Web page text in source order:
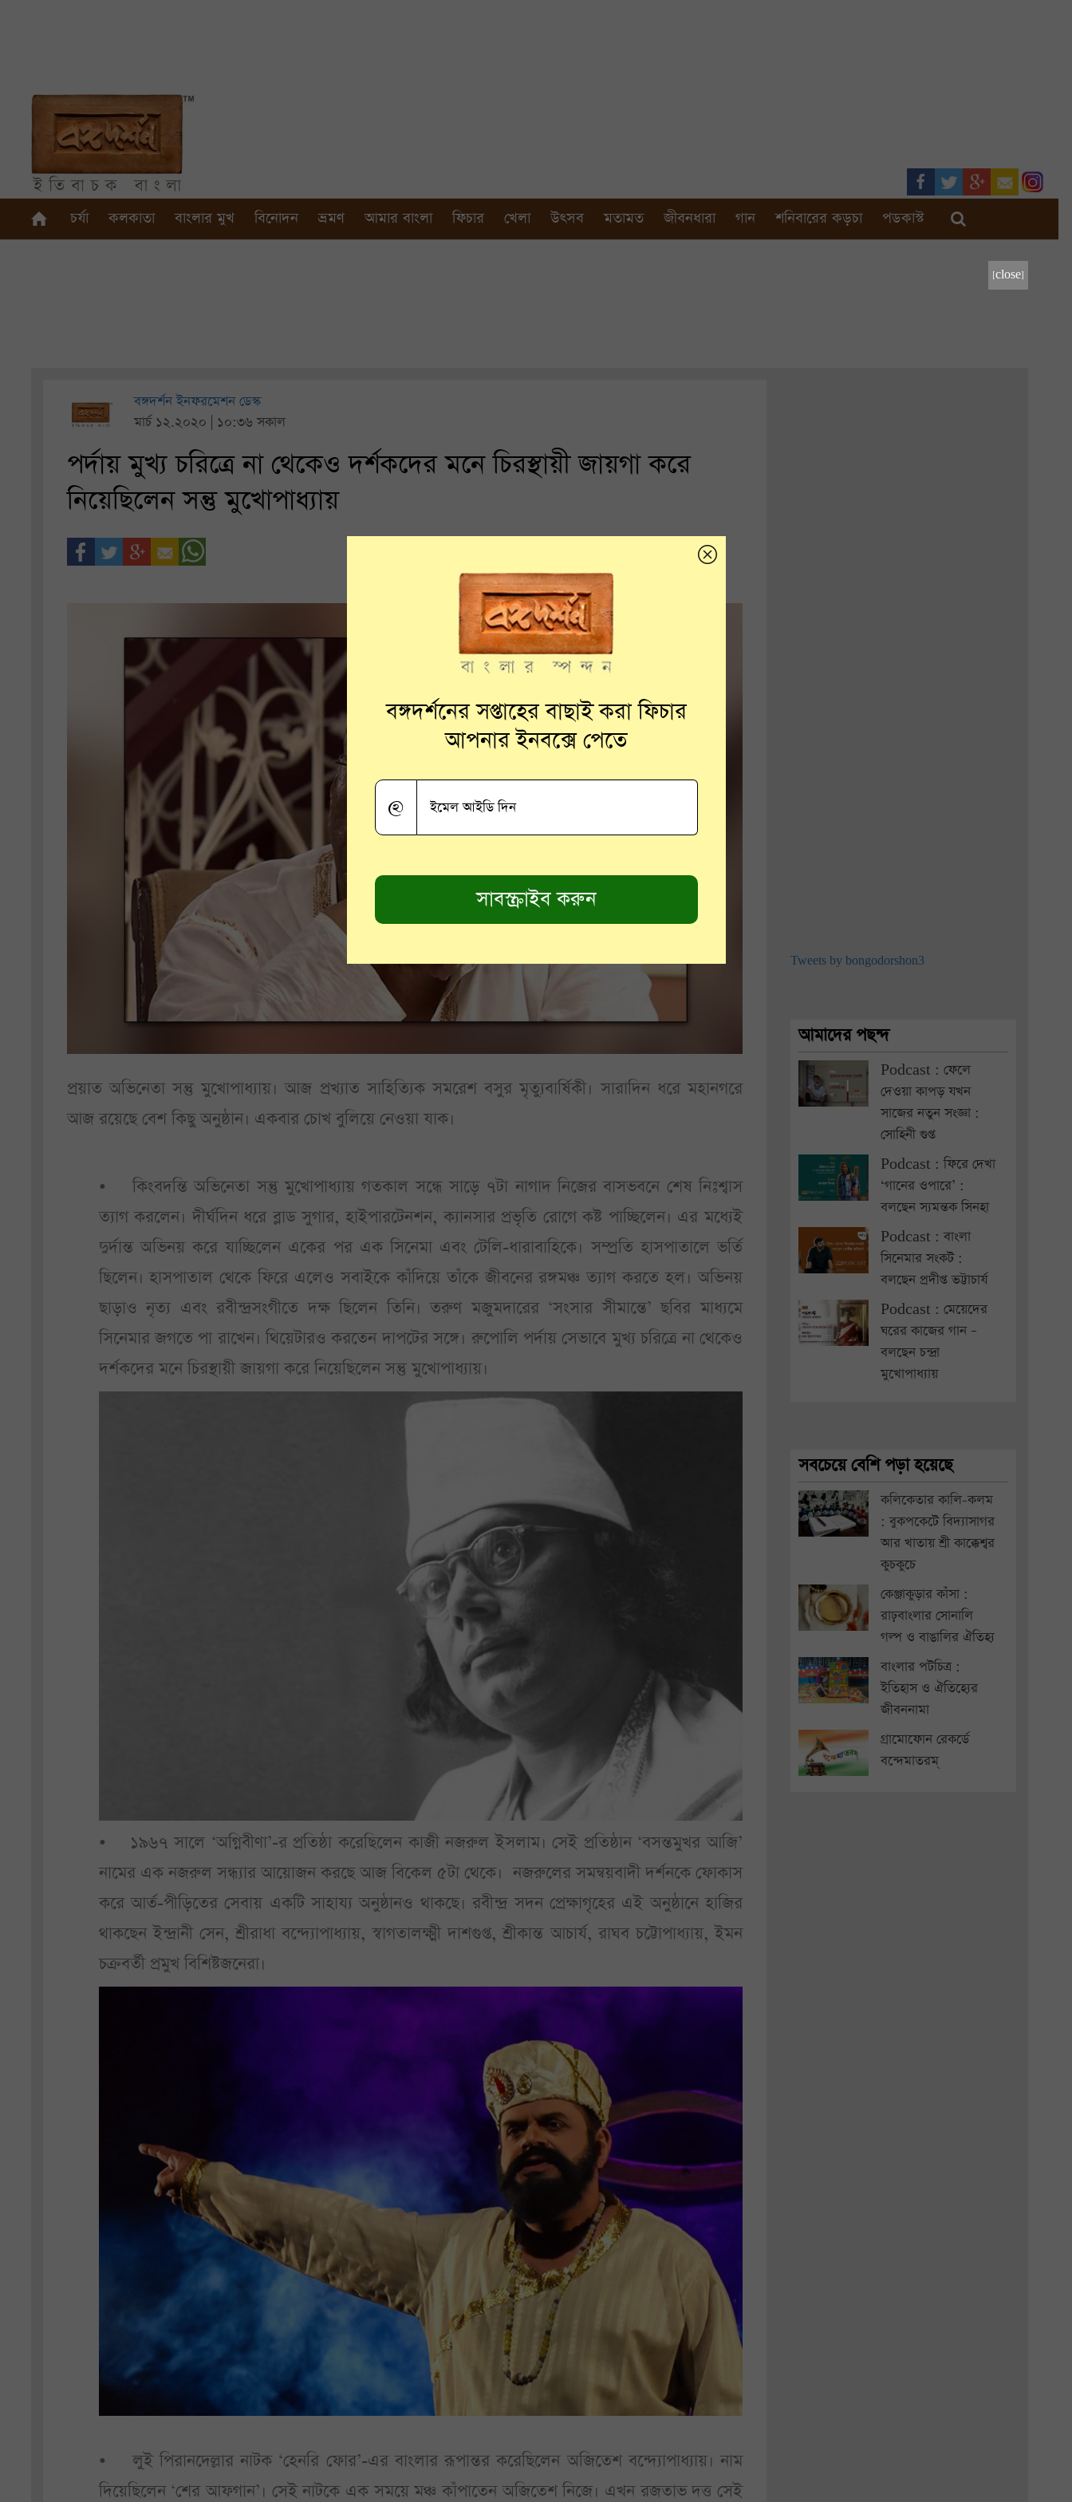
চর্যা কলকাতা বাংলার মুখ বিনোদন ভ্রমণ আমার বাংলা ফিচার খেলা উৎসব মতামত জীবনধারা গান শনিবারের কড়চা পডকাস্ট
[close]
বঙ্গদর্শন ইনফরমেশন ডেস্ক
মার্চ ১২.২০২০ | ১০:৩৬ সকাল
পর্দায় মুখ্য চরিত্রে না থেকেও দর্শকদের মনে চিরস্থায়ী জায়গা করে
নিয়েছিলেন সন্তু মুখোপাধ্যায়
প্রয়াত অভিনেতা সন্তু মুখোপাধ্যায়। আজ প্রখ্যাত সাহিত্যিক সমরেশ বসুর মৃত্যুবার্ষিকী। সারাদিন ধরে মহানগরে
আজ রয়েছে বেশ কিছু অনুষ্ঠান। একবার চোখ বুলিয়ে নেওয়া যাক।
• কিংবদন্তি অভিনেতা সন্তু মুখোপাধ্যায় গতকাল সন্ধে সাড়ে ৭টা নাগাদ নিজের বাসভবনে শেষ নিঃশ্বাস
ত্যাগ করলেন। দীর্ঘদিন ধরে ব্লাড সুগার, হাইপারটেনশন, ক্যানসার প্রভৃতি রোগে কষ্ট পাচ্ছিলেন। এর মধ্যেই
দুর্দান্ত অভিনয় করে যাচ্ছিলেন একের পর এক সিনেমা এবং টেলি-ধারাবাহিকে। সম্প্রতি হাসপাতালে ভর্তি
ছিলেন। হাসপাতাল থেকে ফিরে এলেও সবাইকে কাঁদিয়ে তাঁকে জীবনের রঙ্গমঞ্চ ত্যাগ করতে হল। অভিনয়
ছাড়াও নৃত্য এবং রবীন্দ্রসংগীতে দক্ষ ছিলেন তিনি। তরুণ মজুমদারের ‘সংসার সীমান্তে’ ছবির মাধ্যমে
সিনেমার জগতে পা রাখেন। থিয়েটারও করতেন দাপটের সঙ্গে। রুপোলি পর্দায় সেভাবে মুখ্য চরিত্রে না থেকেও
দর্শকদের মনে চিরস্থায়ী জায়গা করে নিয়েছিলেন সন্তু মুখোপাধ্যায়।
• ১৯৬৭ সালে ‘অগ্নিবীণা’-র প্রতিষ্ঠা করেছিলেন কাজী নজরুল ইসলাম। সেই প্রতিষ্ঠান ‘বসন্তমুখর আজি’
নামের এক নজরুল সন্ধ্যার আয়োজন করছে আজ বিকেল ৫টা থেকে। নজরুলের সমন্বয়বাদী দর্শনকে ফোকাস
করে আর্ত-পীড়িতের সেবায় একটি সাহায্য অনুষ্ঠানও থাকছে। রবীন্দ্র সদন প্রেক্ষাগৃহের এই অনুষ্ঠানে হাজির
থাকছেন ইন্দ্রানী সেন, শ্রীরাধা বন্দ্যোপাধ্যায়, স্বাগতালক্ষ্মী দাশগুপ্ত, শ্রীকান্ত আচার্য, রাঘব চট্টোপাধ্যায়, ইমন
চক্রবর্তী প্রমুখ বিশিষ্টজনেরা।
• লুই পিরানদেল্লার নাটক ‘হেনরি ফোর’-এর বাংলার রূপান্তর করেছিলেন অজিতেশ বন্দ্যোপাধ্যায়। নাম
দিয়েছিলেন ‘শের আফগান’। সেই নাটকে এক সময়ে মঞ্চ কাঁপাতেন অজিতেশ নিজে। এখন রজতাভ দত্ত সেই
Tweets by bongodorshon3
আমাদের পছন্দ
Podcast : ফেলে
দেওয়া কাপড় যখন
সাজের নতুন সংজ্ঞা :
সোহিনী গুপ্ত
Podcast : ফিরে দেখা
‘গানের ওপারে’ :
বলছেন স্যমন্তক সিনহা
Podcast : বাংলা
সিনেমার সংকট :
বলছেন প্রদীপ্ত ভট্টাচার্য
Podcast : মেয়েদের
ঘরের কাজের গান –
বলছেন চন্দ্রা
মুখোপাধ্যায়
সবচেয়ে বেশি পড়া হয়েছে
কলিকেতার কালি-কলম
: বুকপকেটে বিদ্যাসাগর
আর খাতায় শ্রী কাক্কেশ্বর
কুচকুচে
কেঞ্জাকুড়ার কাঁসা :
রাঢ়বাংলার সোনালি
গল্প ও বাঙালির ঐতিহ্য
বাংলার পটচিত্র :
ইতিহাস ও ঐতিহ্যের
জীবননামা
গ্রামোফোন রেকর্ডে
বন্দেমাতরম্
বঙ্গদর্শনের সপ্তাহের বাছাই করা ফিচার
আপনার ইনবক্সে পেতে
@